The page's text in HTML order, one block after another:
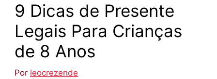
9 Dicas de Presente
Legais Para Crianças
de 8 Anos
Por leocrezende